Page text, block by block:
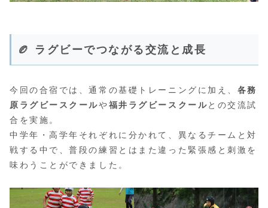
🏉 ラグビーでつながる交流と成長
今回の合宿では、通常の基礎トレーニングに加え、 各務
原ラグビースクールや福井ラグビースクールとの交流試
合を実施。
中学年・高学年それぞれに分かれて、異なるチームと対
戦する中で、普段の練習とはまた違った緊張感と刺激を
味わうことができました。